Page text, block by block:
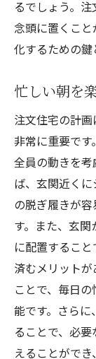
るでしょう。
念頭に置くこ
化するための鍵
忙しい朝を
注文住宅の計
非常に重要で
全員の動きを
ば、玄関近く
の脱ぎ履きが
す。また、玄
に配置するこ
済むメリット
ことで、毎日
能です。さら
ることで、必
えることができ